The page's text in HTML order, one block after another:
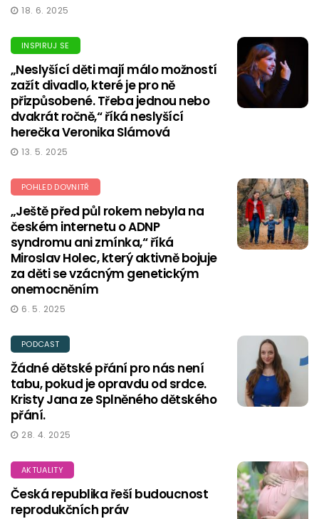
18. 6. 2025
INSPIRUJ SE
„Neslyšící děti mají málo možností
zažít divadlo, které je pro ně
přizpůsobené. Třeba jednou nebo
dvakrát ročně,“ říká neslyšící
herečka Veronika Slámová
13. 5. 2025
POHLED DOVNITŘ
„Ještě před půl rokem nebyla na
českém internetu o ADNP
syndromu ani zmínka,“ říká
Miroslav Holec, který aktivně bojuje
za děti se vzácným genetickým
onemocněním
6. 5. 2025
PODCAST
Žádné dětské přání pro nás není
tabu, pokud je opravdu od srdce.
Kristy Jana ze Splněného dětského
přání.
28. 4. 2025
AKTUALITY
Česká republika řeší budoucnost
reprodukčních práv